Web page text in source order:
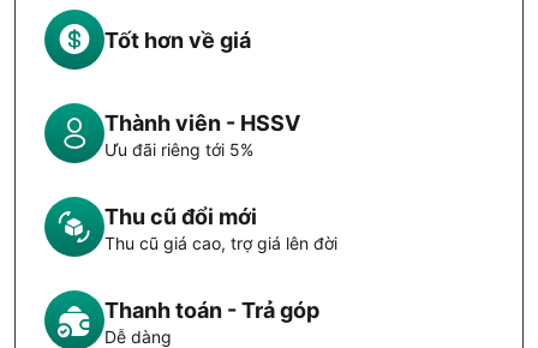
Tốt hơn về giá
Thành viên - HSSV
Ưu đãi riêng tới 5%
Thu cũ đổi mới
Thu cũ giá cao, trợ giá lên đời
Thanh toán - Trả góp
Dễ dàng